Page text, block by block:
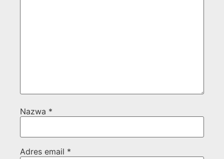
Nazwa *
Adres email *